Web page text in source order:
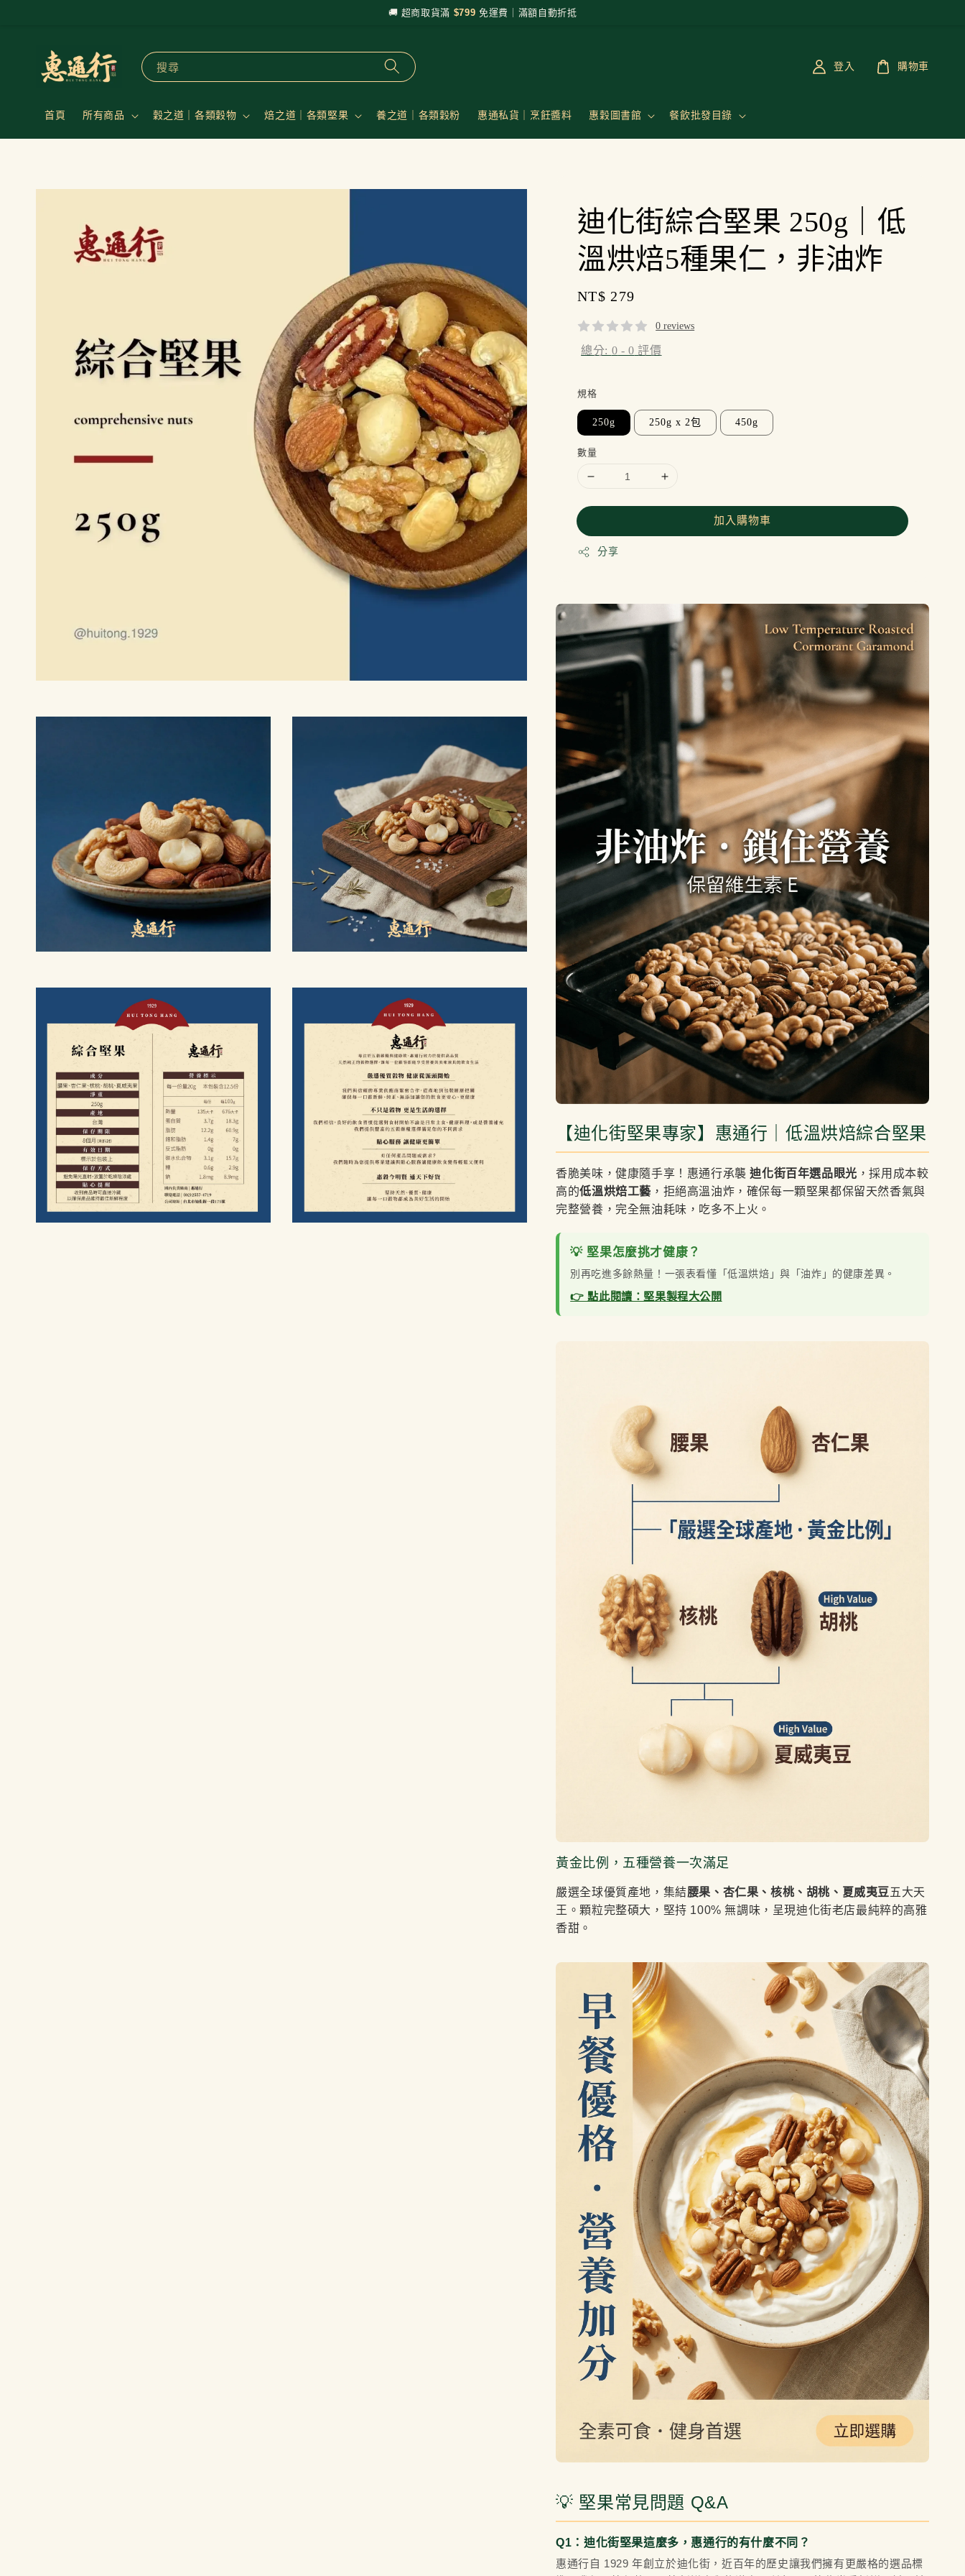
🚚 超商取貨滿 $799 免運費｜滿額自動折抵
搜尋
首頁 所有商品 穀之道｜各類穀物 焙之道｜各類堅果 養之道｜各類穀粉 惠通私貨｜烹飪醬料 惠穀圖書館 餐飲批發目錄
登入 購物車
迪化街綜合堅果 250g｜低
溫烘焙5種果仁，非油炸
Regular
price
NT$ 279
0 reviews
總分: 0 -0 評價
規格
250g 250g x 2包 450g
數量
加入購物車
分享
【迪化街堅果專家】惠通行｜低溫烘焙綜合堅果
香脆美味，健康隨手享！惠通行承襲迪化街百年選品眼光 ，採用成本較
高的低溫烘焙工藝 ，拒絕高溫油炸，確保每一顆堅果都保留天然香氣與
完整營養，完全無油耗味，吃多不上火。
💡 堅果怎麼挑才健康？
別再吃進多餘熱量！一張表看懂「低溫烘焙」與「油炸」的健康差異。
👉 點此閱讀：堅果製程大公開
黃金比例，五種營養一次滿足
嚴選全球優質產地，集結腰果、杏仁果、核桃、胡桃、夏威夷豆 五大天
王。顆粒完整碩大，堅持 100% 無調味，呈現迪化街老店最純粹的高雅
香甜。
💡 堅果常見問題 Q&A
Q1：迪化街堅果這麼多，惠通行的有什麼不同？
惠通行自 1929 年創立於迪化街，近百年的歷史讓我們擁有更嚴格的選品標